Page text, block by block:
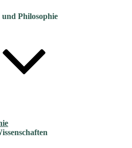
Philosophie